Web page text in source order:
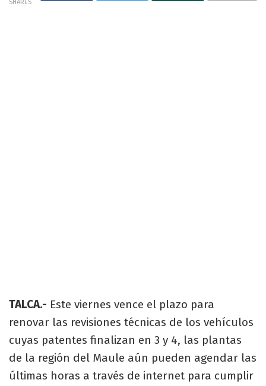
SHARES
TALCA.- Este viernes vence el plazo para
renovar las revisiones técnicas de los vehículos
cuyas patentes finalizan en 3 y 4, las plantas
de la región del Maule aún pueden agendar las
últimas horas a través de internet para cumplir